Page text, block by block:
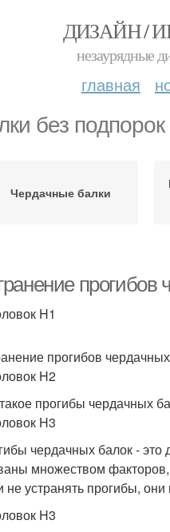
ДИЗАЙН /
незаурядные
главная
без подпорок
Чердачные балки
прогибов
H1
прогибов
H2
прогибы чердачных
H3
чердачных балок - это
множеством факторов,
не устранять прогибы,
H3